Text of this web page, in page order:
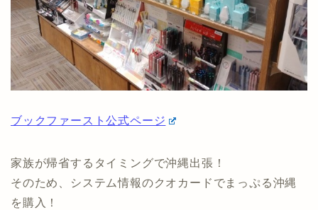
ブックファースト公式ページ
家族が帰省するタイミングで沖縄出張！
そのため、システム情報のクオカードでまっぷる沖縄
を購入！